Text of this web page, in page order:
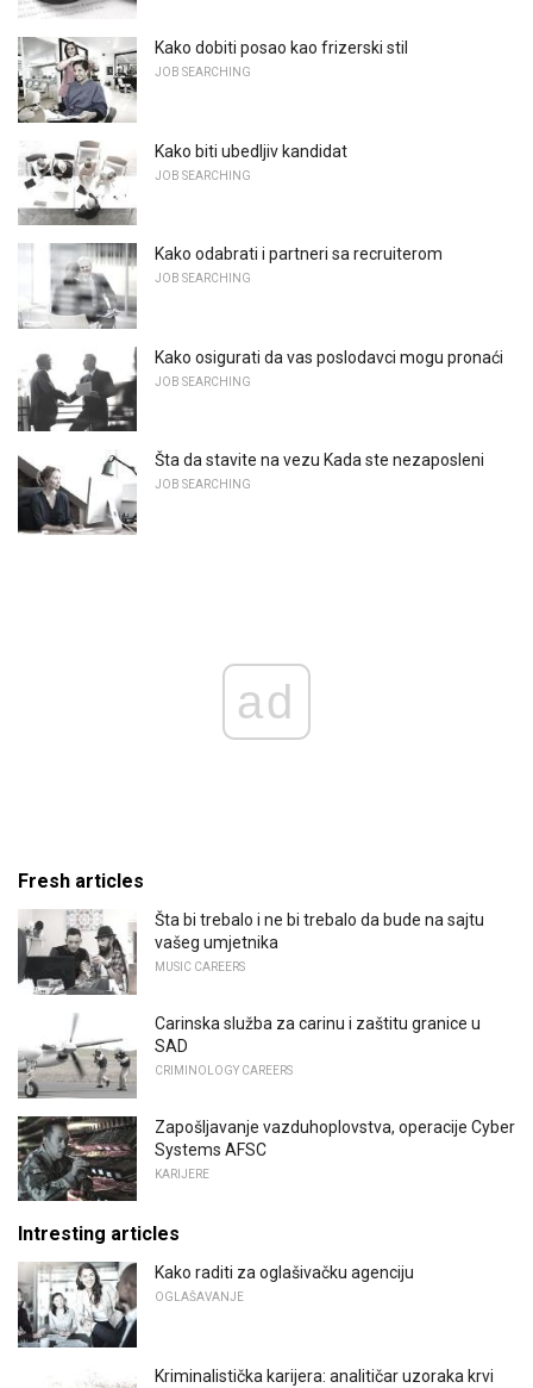
Kako dobiti posao kao frizerski stil
JOB SEARCHING
Kako biti ubedljiv kandidat
JOB SEARCHING
Kako odabrati i partneri sa recruiterom
JOB SEARCHING
Kako osigurati da vas poslodavci mogu pronaći
JOB SEARCHING
Šta da stavite na vezu Kada ste nezaposleni
JOB SEARCHING
ad
Fresh articles
Šta bi trebalo i ne bi trebalo da bude na sajtu
vašeg umjetnika
MUSIC CAREERS
Carinska služba za carinu i zaštitu granice u
SAD
CRIMINOLOGY CAREERS
Zapošljavanje vazduhoplovstva, operacije Cyber
​​Systems AFSC
KARIJERE
Intresting articles
Kako raditi za oglašivačku agenciju
OGLAŠAVANJE
Kriminalistička karijera: analitičar uzoraka krvi